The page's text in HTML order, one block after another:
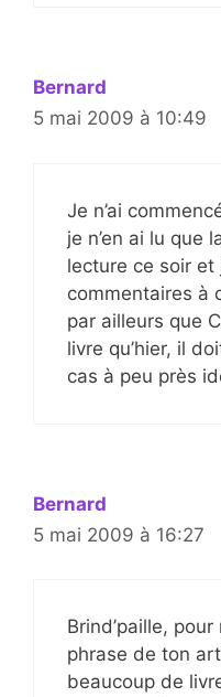
Bernard
5 mai 2009 à 10:49
Je n’ai
je n’en ai lu que
lecture ce soir
commentaires à
par ailleurs que
livre qu’hier, il
cas à peu près
Bernard
5 mai 2009 à 16:27
Brind’paille,
phrase de ton
beaucoup de